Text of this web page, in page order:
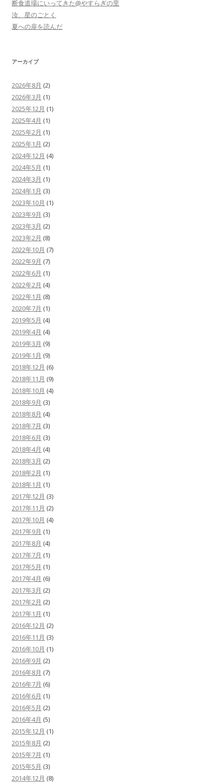
断食道場にいってきた@やすらぎの里
汝、星のごとく
夏への扉を読んだ
アーカイブ
2026年8月 (2)
2026年3月 (1)
2025年12月 (1)
2025年4月 (1)
2025年2月 (1)
2025年1月 (2)
2024年12月 (4)
2024年5月 (1)
2024年3月 (1)
2024年1月 (3)
2023年10月 (1)
2023年9月 (3)
2023年3月 (2)
2023年2月 (8)
2022年10月 (7)
2022年9月 (7)
2022年6月 (1)
2022年2月 (4)
2022年1月 (8)
2020年7月 (1)
2019年5月 (4)
2019年4月 (4)
2019年3月 (9)
2019年1月 (9)
2018年12月 (6)
2018年11月 (9)
2018年10月 (4)
2018年9月 (3)
2018年8月 (4)
2018年7月 (3)
2018年6月 (3)
2018年4月 (4)
2018年3月 (2)
2018年2月 (1)
2018年1月 (1)
2017年12月 (3)
2017年11月 (2)
2017年10月 (4)
2017年9月 (1)
2017年8月 (4)
2017年7月 (1)
2017年5月 (1)
2017年4月 (6)
2017年3月 (2)
2017年2月 (2)
2017年1月 (1)
2016年12月 (2)
2016年11月 (3)
2016年10月 (1)
2016年9月 (2)
2016年8月 (7)
2016年7月 (6)
2016年6月 (1)
2016年5月 (2)
2016年4月 (5)
2015年12月 (1)
2015年8月 (2)
2015年7月 (1)
2015年5月 (3)
2014年12月 (8)